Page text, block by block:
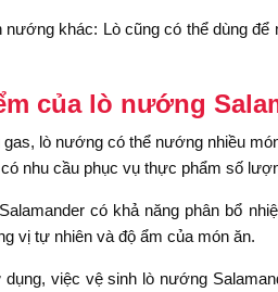
nướng khác: Lò cũng có thể dùng
của lò nướng
lò nướng có thể nướng nhiều
nhu cầu phục vụ thực phẩm số
có khả năng phân bổ
vị tự nhiên và độ ẩm của món ăn.
dụng, việc vệ sinh lò nướng